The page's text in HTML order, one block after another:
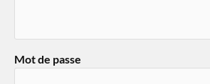
Mot de passe